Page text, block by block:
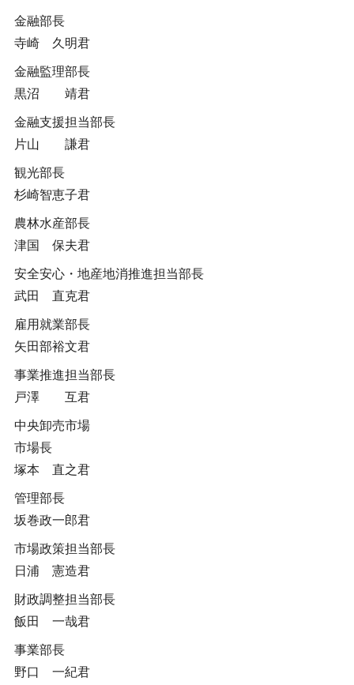
金融部長
寺崎 久明君
金融監理部長
黒沼 靖君
金融支援担当部長
片山 謙君
観光部長
杉崎智恵子君
農林水産部長
津国 保夫君
安全安心・地産地消推進担当部長
武田 直克君
雇用就業部長
矢田部裕文君
事業推進担当部長
戸澤 互君
中央卸売市場
市場長
塚本 直之君
管理部長
坂巻政一郎君
市場政策担当部長
日浦 憲造君
財政調整担当部長
飯田 一哉君
事業部長
野口 一紀君